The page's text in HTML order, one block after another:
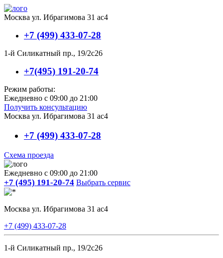
Москва ул. Ибрагимова 31 ас4
+7 (499) 433-07-28
1-й Силикатный пр., 19/2с26
+7(495) 191-20-74
Режим работы:
Ежедневно с 09:00 до 21:00
Получить консультацию
Москва ул. Ибрагимова 31 ас4
+7 (499) 433-07-28
Схема проезда
Ежедневно с 09:00 до 21:00
+7 (495) 191-20-74 Выбрать сервис
Москва ул. Ибрагимова 31 ас4
+7 (499) 433-07-28
1-й Силикатный пр., 19/2с26